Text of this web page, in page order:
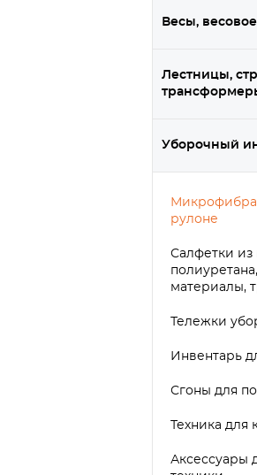
Весы,
Лестницы,
Уборочный
рулоне
Салфетки
материалы,
Тележки
Инвентарь
Сгоны для
Техника для
Аксессуары